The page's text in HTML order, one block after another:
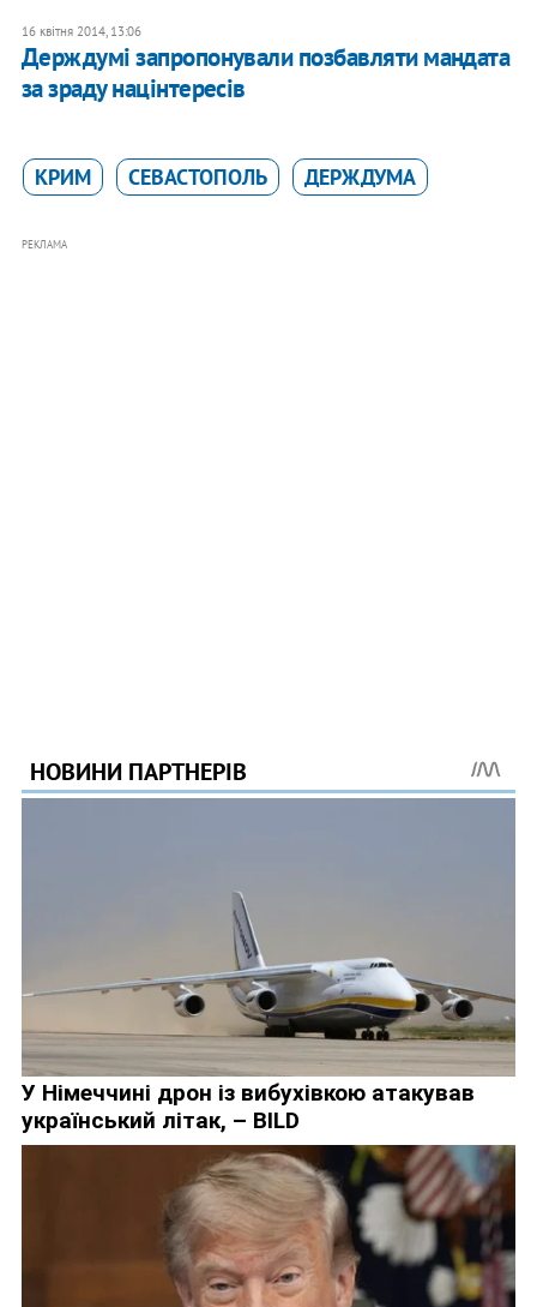
16 квітня 2014, 13:06
Держдумі запропонували позбавляти мандата
за зраду націнтересів
КРИМ СЕВАСТОПОЛЬ ДЕРЖДУМА
РЕКЛАМА